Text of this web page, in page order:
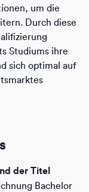
um die
Durch diese
Studiums ihre
sich optimal auf
der Titel
Bachelor